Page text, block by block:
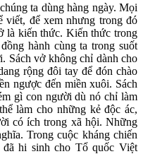
ta dùng hàng ngày. Mọi
viết, để xem nhưng trong đó
là kiến thức. Kiến thức trong
hành cùng ta trong suốt
Sách vở không chỉ dành cho
rộng đôi tay để đón chào
ngược đến miền xuôi. Sách
gì con người dù nó chỉ làm
làm cho những kẻ độc ác,
có ích trong xã hội. Những
Trong cuộc kháng chiến
hi sinh cho Tổ quốc Việt